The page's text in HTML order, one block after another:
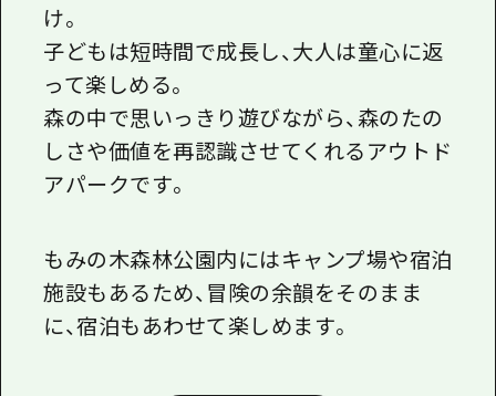
け。
子どもは短時間で成長し、大人は童心に返
って楽しめる。
森の中で思いっきり遊びながら、森のたの
しさや価値を再認識させてくれるアウトド
アパークです。
もみの木森林公園内にはキャンプ場や宿泊
施設もあるため、冒険の余韻をそのまま
に、宿泊もあわせて楽しめます。